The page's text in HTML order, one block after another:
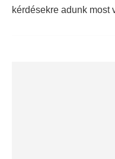
kérdésekre adunk most